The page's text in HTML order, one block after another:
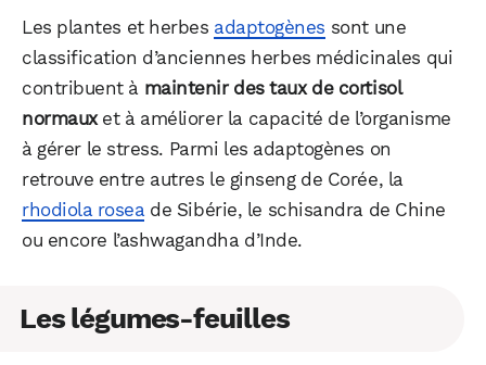
Les plantes et herbes adaptogènes sont une
classification d’anciennes herbes médicinales qui
contribuent à maintenir des taux de cortisol
normauxet à améliorer la capacité de l’organisme
à gérer le stress. Parmi les adaptogènes on
retrouve entre autres le ginseng de Corée, la
rhodiola rosea de Sibérie, le schisandra de Chine
ou encore l’ashwagandha d’Inde.
Les légumes-feuilles